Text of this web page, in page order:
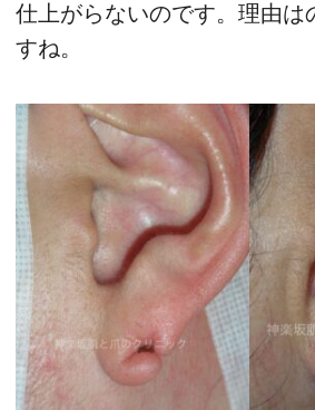
仕上がらないのです。理由は
すね。